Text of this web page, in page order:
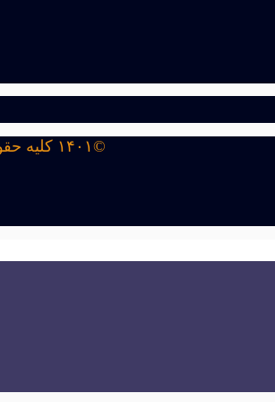
©۱۴۰۱ کلیه حقوق برای انوارالثقلین محفوظ است